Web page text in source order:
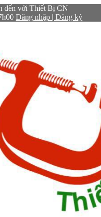
đến với Thiết Bị CN
Đăng nhập | Đăng ký